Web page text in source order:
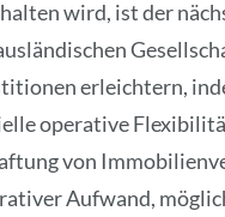
wird, ist der
erleichtern,
operative
von
Aufwand,